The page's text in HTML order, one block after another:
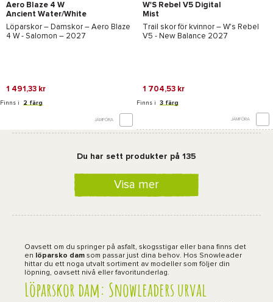
Aero Blaze 4 W
Ancient Water/White
Löparskor – Damskor – Aero Blaze
4 W - Salomon – 2027
1 491,33 kr
Finns i 2 färg
JÄMFÖRA
W'S Rebel V5 Digital
Mist
Trail skor för kvinnor – W's Rebel
V5 - New Balance 2027
1 704,53 kr
Finns i 3 färg
JÄMFÖRA
Du har sett produkter på 135
Visa mer
Oavsett om du springer på asfalt, skogsstigar eller bana finns det
en
löparsko dam som passar just dina behov. Hos Snowleader
hittar du ett noga utvalt sortiment av modeller som följer din
löpning, oavsett nivå eller favoritunderlag.
Löparskor dam: Snowleaders urval